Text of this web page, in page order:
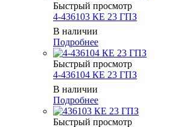
Быстрый просмотр
4-436103 КЕ 23 ГПЗ
В наличии
Подробнее
Быстрый просмотр
4-436104 КЕ 23 ГПЗ
В наличии
Подробнее
Быстрый просмотр